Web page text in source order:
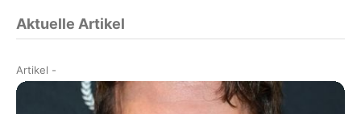
Aktuelle Artikel
Artikel -